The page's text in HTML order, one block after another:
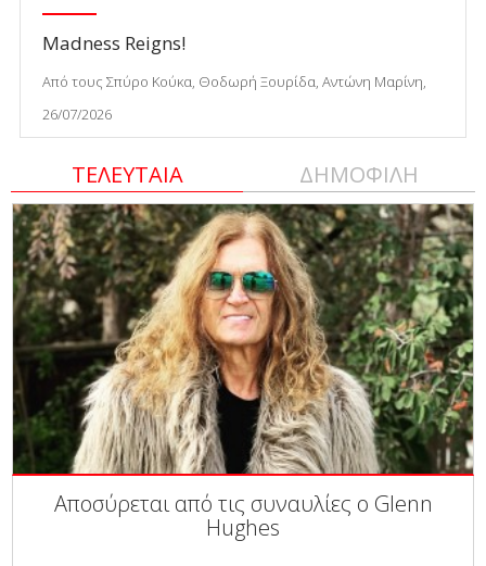
Madness Reigns!
Από τους Σπύρο Κούκα, Θοδωρή Ξουρίδα, Αντώνη Μαρίνη,
26/07/2026
ΤΕΛΕΥΤΑΙΑ ΔΗΜΟΦΙΛΗ
Αποσύρεται από τις συναυλίες ο Glenn
Hughes